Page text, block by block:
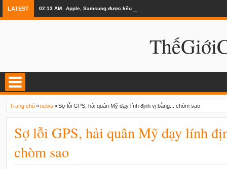
LATEST 02:13 AM Apple, Samsung được kêu gọi chặn ứng dụng khi lái xe
Trang chủ»news »Sợ lỗi GPS, hải quân Mỹ dạy lính định vị bằng... chòm sao
Sợ lỗi GPS, hải quân Mỹ dạy lính
chòm sao